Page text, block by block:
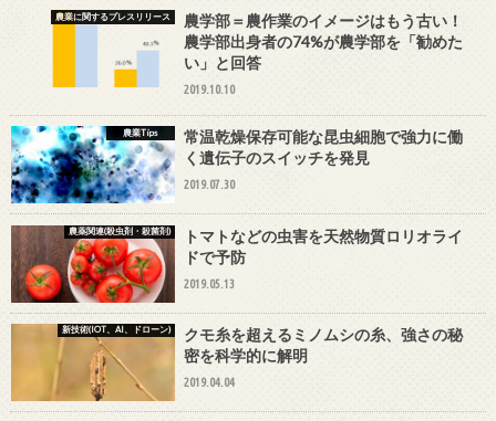
農業に関するプレスリリース
農学部＝農作業のイメージはもう古い！
農学部出身者の74%が農学部を「勧めた
い」と回答
2019.10.10
農業Tips
常温乾燥保存可能な昆虫細胞で強力に働
く遺伝子のスイッチを発見
2019.07.30
農薬関連(殺虫剤・殺菌剤)
トマトなどの虫害を天然物質ロリオライ
ドで予防
2019.05.13
新技術(IOT、AI、ドローン)
クモ糸を超えるミノムシの糸、強さの秘
密を科学的に解明
2019.04.04